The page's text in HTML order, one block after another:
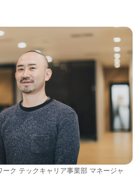
ク テックキャリア事業部 マネージャ